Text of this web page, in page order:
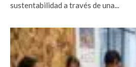
sustentabilidad a través de una...